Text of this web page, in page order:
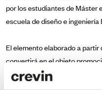
por los estudiantes de Máster
escuela de diseño e ingeniería
El elemento elaborado a
convertirá en el objeto
ha sido elegido entre más de